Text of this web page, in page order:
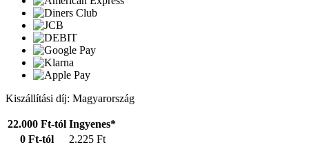
Kiszállítási díj: Magyarország
22.000 Ft-tól Ingyenes*
0 Ft-tól
2.225 Ft